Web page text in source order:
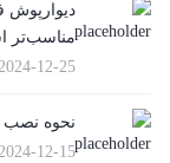
دیوارپوش
مناسب‌تر
12-25
نحوه نصب
12-15